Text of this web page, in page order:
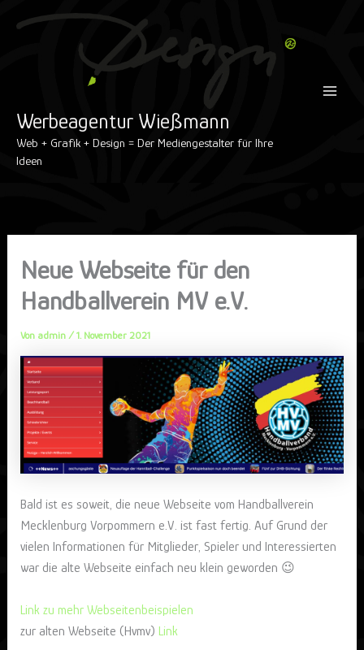
springen
Inhalt
Werbeagentur Wießmann
Web + Grafik + Design = Der Mediengestalter für Ihre
Ideen
Neue Webseite für den
Handballverein MV e.V.
Von admin / 1. November 2021
Bald ist es soweit, die neue Webseite vom Handballverein
Mecklenburg Vorpommern e.V. ist fast fertig. Auf Grund der
vielen Informationen für Mitglieder, Spieler und Interessierten
war die alte Webseite einfach neu klein geworden 😉
Link zu mehr Webseitenbeispielen
zur alten Webseite (Hvmv) Link